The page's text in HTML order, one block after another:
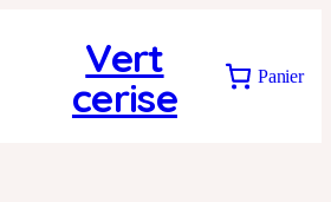
Vert
cerise
Panier